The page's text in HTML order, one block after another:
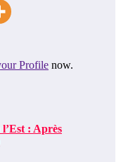
Profile now.
: Après